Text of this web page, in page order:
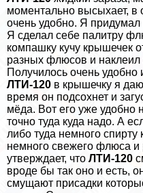
моментально высыхает,
очень удобно. Я придумал
Я сделал себе палитру
компашку кучу крышечек
разных флюсов и наклеил
Получилось очень удобно
ЛТИ-120 в крышечку я
время он подсохнет и
мёда. Вот его уже удобно
точно туда куда надо. А
либо туда немного
немного свежего флюса
утверждает, что ЛТИ-120
вроде бы так оно и есть,
смущают присадки